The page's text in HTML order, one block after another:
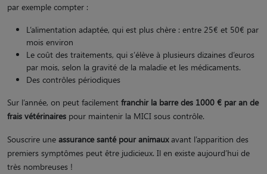
par exemple compter :
L’alimentation adaptée, qui est plus chère : entre 25€ et 50€ par
mois environ
Le coût des traitements, qui s’élève à plusieurs dizaines d’euros
par mois, selon la gravité de la maladie et les médicaments.
Des contrôles périodiques
Sur l’année, on peut facilement franchir la barre des 1000 € par an de
frais vétérinaires pour maintenir la MICI sous contrôle.
Souscrire une assurance santé pour animauxavant l’apparition des
premiers symptômes peut être judicieux. Il en existe aujourd’hui de
très nombreuses !